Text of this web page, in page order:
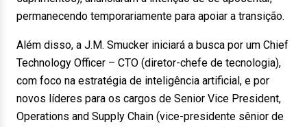
permanecendo temporariamente para apoiar a transição.
Além disso, a J.M. Smucker iniciará a busca por um Chief
Technology Officer – CTO (diretor-chefe de tecnologia),
com foco na estratégia de inteligência artificial, e por
novos líderes para os cargos de Senior Vice President,
Operations and Supply Chain (vice-presidente sênior de